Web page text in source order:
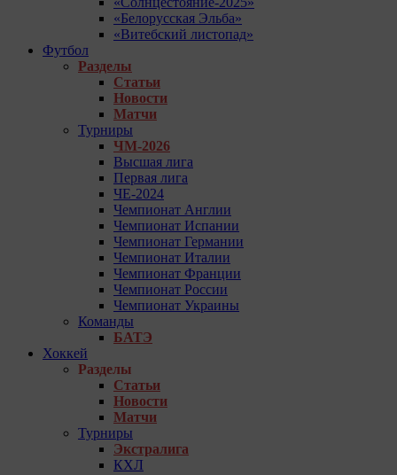
«Белорусская Эльба»
«Витебский листопад»
Футбол
Разделы
Статьи
Новости
Матчи
Турниры
ЧМ-2026
Высшая лига
Первая лига
ЧЕ-2024
Чемпионат Англии
Чемпионат Испании
Чемпионат Германии
Чемпионат Италии
Чемпионат Франции
Чемпионат России
Чемпионат Украины
Команды
БАТЭ
Хоккей
Разделы
Статьи
Новости
Матчи
Турниры
Экстралига
КХЛ